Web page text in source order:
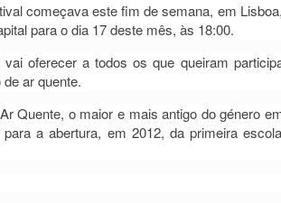
começava este fim de semana, em
para o dia 17 deste mês, às 18:00.
oferecer a todos os que queiram
ar quente.
Quente, o maior e mais antigo do género
a abertura, em 2012, da primeira